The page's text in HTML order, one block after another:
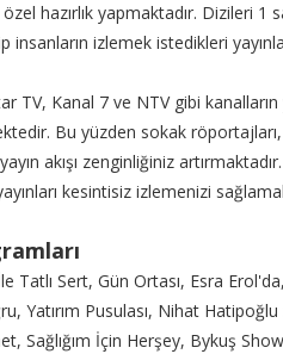
hazırlık yapmaktadır. Dizileri
insanların izlemek istedikleri
TV, Kanal 7 ve NTV gibi kanalların
Bu yüzden sokak
akışı zenginliğiniz
kesintisiz izlemenizi
Tatlı Sert, Gün Ortası, Esra
Yatırım Pusulası, Nihat
Sağlığım İçin Herşey, Bykuş Show